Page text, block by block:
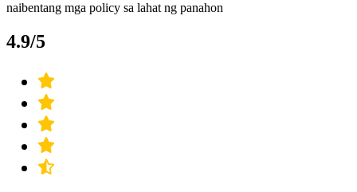
naibentang mga policy sa lahat ng panahon
4.9/5